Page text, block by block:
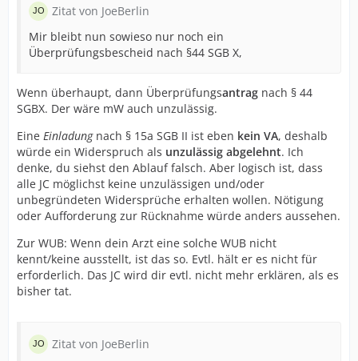
Zitat von JoeBerlin
Mir bleibt nun sowieso nur noch ein
Überprüfungsbescheid nach §44 SGB X,
Wenn überhaupt, dann Überprüfungsantrag nach § 44
SGBX. Der wäre mW auch unzulässig.
Eine Einladungnach § 15a SGB II ist eben kein VA, deshalb
würde ein Widerspruch als unzulässig abgelehnt. Ich
denke, du siehst den Ablauf falsch. Aber logisch ist, dass
alle JC möglichst keine unzulässigen und/oder
unbegründeten Widersprüche erhalten wollen. Nötigung
oder Aufforderung zur Rücknahme würde anders aussehen.
Zur WUB: Wenn dein Arzt eine solche WUB nicht
kennt/keine ausstellt, ist das so. Evtl. hält er es nicht für
erforderlich. Das JC wird dir evtl. nicht mehr erklären, als es
bisher tat.
Zitat von JoeBerlin